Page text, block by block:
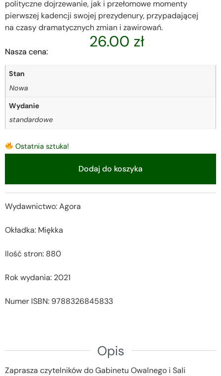
polityczne dojrzewanie, jak i przełomowe momenty
pierwszej kadencji swojej prezydenury, przypadającej
na czasy dramatycznych zmian i zawirowań.
Nasza cena:
26.00 zł
Stan
Nowa
Wydanie
standardowe
Ostatnia sztuka!
Dodaj do koszyka
Wydawnictwo: Agora
Okładka: Miękka
Ilość stron: 880
Rok wydania: 2021
Numer ISBN: 9788326845833
Opis
Zaprasza czytelników do Gabinetu Owalnego i Sali